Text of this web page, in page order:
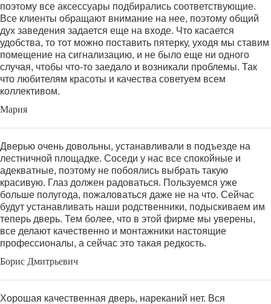
поэтому все аксессуары подбирались соответствующие.
Все клиенты обращают внимание на нее, поэтому общий
дух заведения задается еще на входе. Что касается
удобства, то тот можно поставить пятерку, уходя мы ставим
помещение на сигнализацию, и не было еще ни одного
случая, чтобы что-то заедало и возникали проблемы. Так
что любителям красоты и качества советуем всем
коллективом.
Мария
Дверью очень довольны, устанавливали в подъезде на
лестничной площадке. Соседи у нас все спокойные и
адекватные, поэтому не побоялись выбрать такую
красивую. Глаз должен радоваться. Пользуемся уже
больше полугода, пожаловаться даже не на что. Сейчас
будут устанавливать наши родственники, подыскиваем им
теперь дверь. Тем более, что в этой фирме мы уверены,
все делают качественно и монтажники настоящие
профессионалы, а сейчас это такая редкость.
Борис Дмитрьевич
Хорошая качественная дверь, нареканий нет. Вся